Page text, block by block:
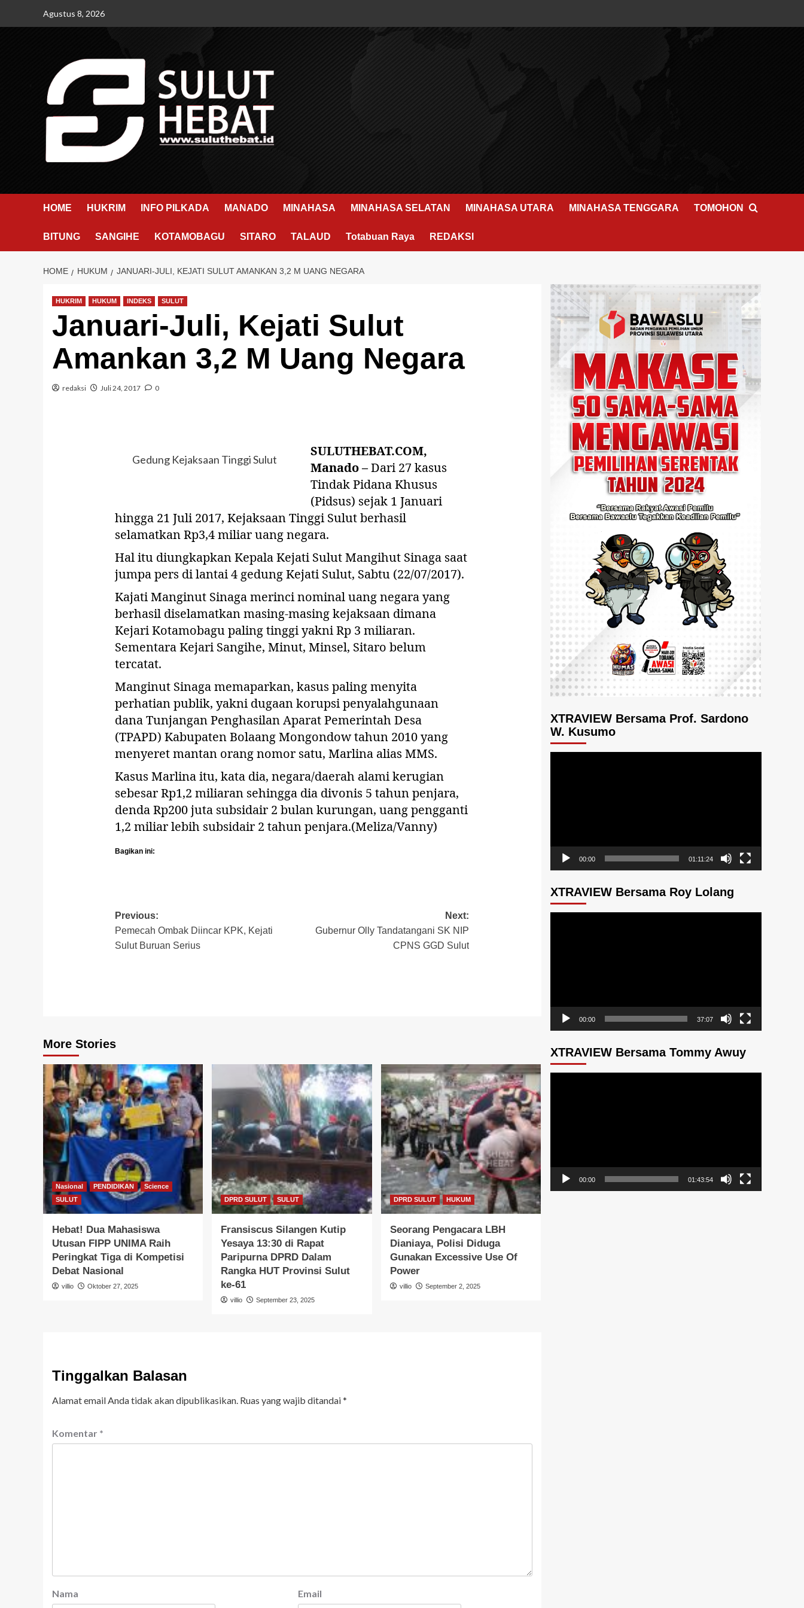
Agustus 8, 2026
HOME HUKRIM INFO PILKADA MANADO MINAHASA MINAHASA SELATAN MINAHASA UTARA MINAHASA TENGGARA TOMOHON
BITUNG SANGIHE KOTAMOBAGU SITARO TALAUD Totabuan Raya REDAKSI
HOME HUKUM JANUARI-JULI, KEJATI SULUT AMANKAN 3,2 M UANG NEGARA
HUKRIM HUKUM INDEKS SULUT
Januari-Juli, Kejati Sulut
Amankan 3,2 M Uang Negara
redaksi Juli 24, 2017 0
Gedung Kejaksaan Tinggi Sulut
SULUTHEBAT.COM,
Manado –Dari 27 kasus
Tindak Pidana Khusus
(Pidsus) sejak 1 Januari
hingga 21 Juli 2017, Kejaksaan Tinggi Sulut berhasil
selamatkan Rp3,4 miliar uang negara.
Hal itu diungkapkan Kepala Kejati Sulut Mangihut Sinaga saat
jumpa pers di lantai 4 gedung Kejati Sulut, Sabtu (22/07/2017).
Kajati Manginut Sinaga merinci nominal uang negara yang
berhasil diselamatkan masing-masing kejaksaan dimana
Kejari Kotamobagu paling tinggi yakni Rp 3 miliaran.
Sementara Kejari Sangihe, Minut, Minsel, Sitaro belum
tercatat.
Manginut Sinaga memaparkan, kasus paling menyita
perhatian publik, yakni dugaan korupsi penyalahgunaan
dana Tunjangan Penghasilan Aparat Pemerintah Desa
(TPAPD) Kabupaten Bolaang Mongondow tahun 2010 yang
menyeret mantan orang nomor satu, Marlina alias MMS.
Kasus Marlina itu, kata dia, negara/daerah alami kerugian
sebesar Rp1,2 miliaran sehingga dia divonis 5 tahun penjara,
denda Rp200 juta subsidair 2 bulan kurungan, uang pengganti
1,2 miliar lebih subsidair 2 tahun penjara.(Meliza/Vanny)
Bagikan ini:
Post
navigation
Previous:
Pemecah Ombak Diincar KPK, Kejati
Sulut Buruan Serius
Next:
Gubernur Olly Tandatangani SK NIP
CPNS GGD Sulut
More Stories
Nasional PENDIDIKAN
Science
SULUT
Hebat! Dua Mahasiswa
Utusan FIPP UNIMA Raih
Peringkat Tiga di Kompetisi
Debat Nasional
villio Oktober 27, 2025
DPRD SULUT SULUT
Fransiscus Silangen Kutip
Yesaya 13:30 di Rapat
Paripurna DPRD Dalam
Rangka HUT Provinsi Sulut
ke-61
villio September 23, 2025
DPRD SULUT HUKUM
Seorang Pengacara LBH
Dianiaya, Polisi Diduga
Gunakan Excessive Use Of
Power
villio September 2, 2025
Tinggalkan Balasan
Alamat email Anda tidak akan dipublikasikan. Ruas yang wajib ditandai*
Komentar *
Nama Email
XTRAVIEW Bersama Prof. Sardono
W. Kusumo
00:00 01:11:24
XTRAVIEW Bersama Roy Lolang
00:00 37:07
XTRAVIEW Bersama Tommy Awuy
00:00 01:43:54